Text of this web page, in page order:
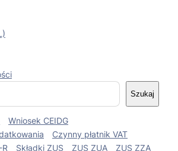
Szukaj
Wniosek CEIDG
Czynny płatnik VAT
Składki ZUS ZUS ZUA
ZUS ZZA